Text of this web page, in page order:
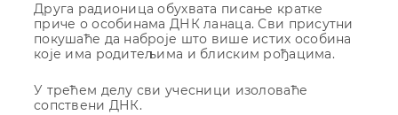
Друга радионица обухвата писање кратке
приче о особинама ДНК ланаца. Сви присутни
покушаће да наброје што више истих особина
које има родитељима и блиским рођацима.
У трећем делу сви учесници изоловаће
сопствени ДНК.